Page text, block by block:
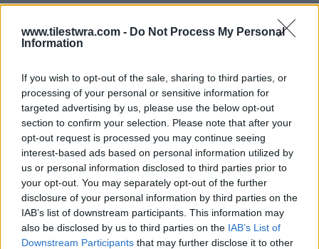
www.tilestwra.com - Do Not Process My Personal
Information
If you wish to opt-out of the sale, sharing to third parties, or
processing of your personal or sensitive information for
targeted advertising by us, please use the below opt-out
section to confirm your selection. Please note that after your
opt-out request is processed you may continue seeing
interest-based ads based on personal information utilized by
us or personal information disclosed to third parties prior to
your opt-out. You may separately opt-out of the further
disclosure of your personal information by third parties on the
IAB’s list of downstream participants. This information may
also be disclosed by us to third parties on the IAB’s List of
Downstream Participants that may further disclose it to other
ξεκαθάρισε ότι πλέον δεν οργίζεται με τον
Καραμανλή, αλλά με τους χειροκροτητές του.
Δείτε την ανάρτηση του: